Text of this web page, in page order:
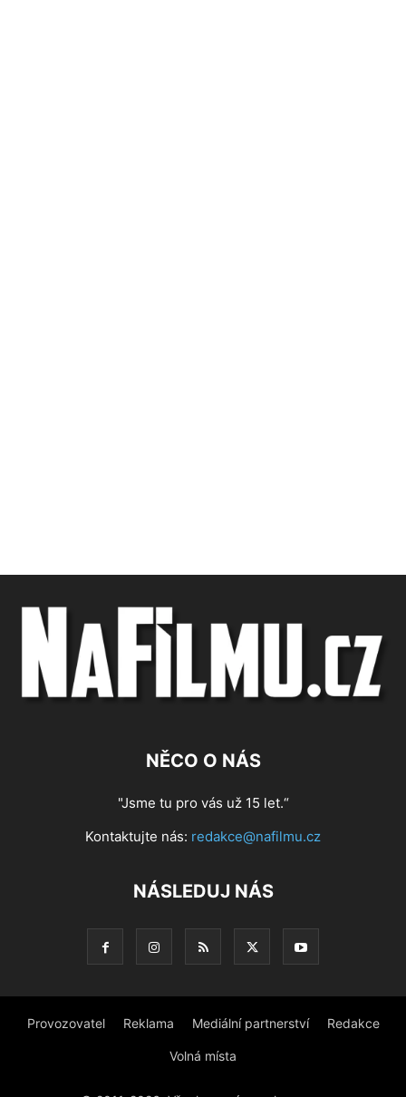
NĚCO O NÁS
"Jsme tu pro vás už 15 let.“
Kontaktujte nás: redakce@nafilmu.cz
NÁSLEDUJ NÁS
Provozovatel Reklama Mediální partnerství Redakce
Volná místa